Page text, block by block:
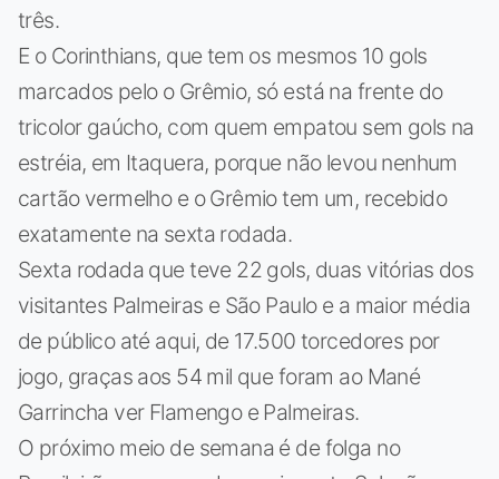
três.
E o Corinthians, que tem os mesmos 10 gols
marcados pelo o Grêmio, só está na frente do
tricolor gaúcho, com quem empatou sem gols na
estréia, em Itaquera, porque não levou nenhum
cartão vermelho e o Grêmio tem um, recebido
exatamente na sexta rodada.
Sexta rodada que teve 22 gols, duas vitórias dos
visitantes Palmeiras e São Paulo e a maior média
de público até aqui, de 17.500 torcedores por
jogo, graças aos 54 mil que foram ao Mané
Garrincha ver Flamengo e Palmeiras.
O próximo meio de semana é de folga no